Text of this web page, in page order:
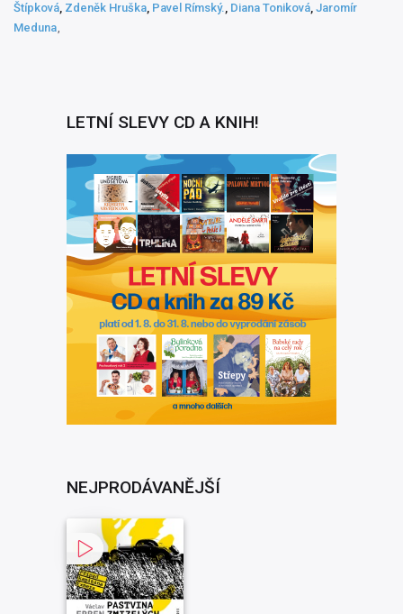
Štípková Zdeněk Hruška Pavel Rímský. Diana Toniková Jaromír
Meduna
LETNÍ SLEVY CD A KNIH!
NEJPRODÁVANĚJŠÍ